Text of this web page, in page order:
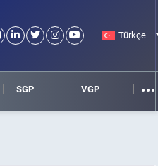
Türkçe
SGP VGP